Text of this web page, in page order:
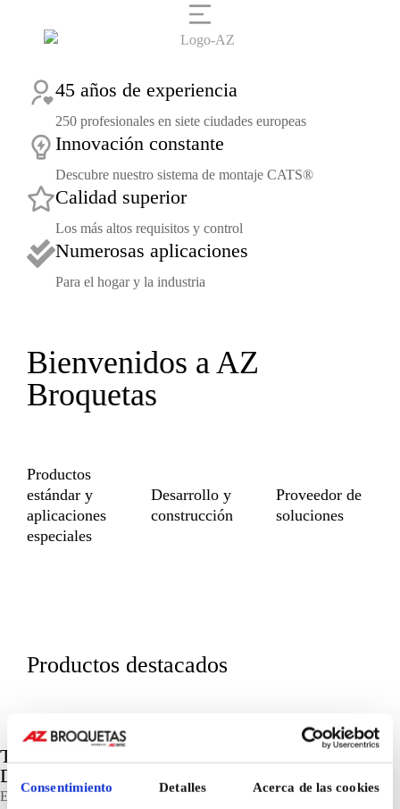
Consentimiento Detalles Acerca de las cookies
45 años de experiencia
250 profesionales en siete ciudades europeas
Innovación constante
Descubre nuestro sistema de montaje CATS®
Calidad superior
Los más altos requisitos y control
Numerosas aplicaciones
Para el hogar y la industria
Bienvenidos a AZ
Broquetas
Productos
estándar y
aplicaciones
especiales
Desarrollo y
construcción
Proveedor de
soluciones
Productos destacados
TECNOLOGÍA Y PRECISIÓN EN CADA
DETALLE
En AZ Broquetasunimos experiencia e innovación para fabricar